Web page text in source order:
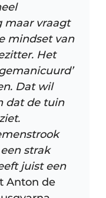
maar vraagt
mindset van
Het
Dat wil
dat de tuin
strak
juist een
Anton de